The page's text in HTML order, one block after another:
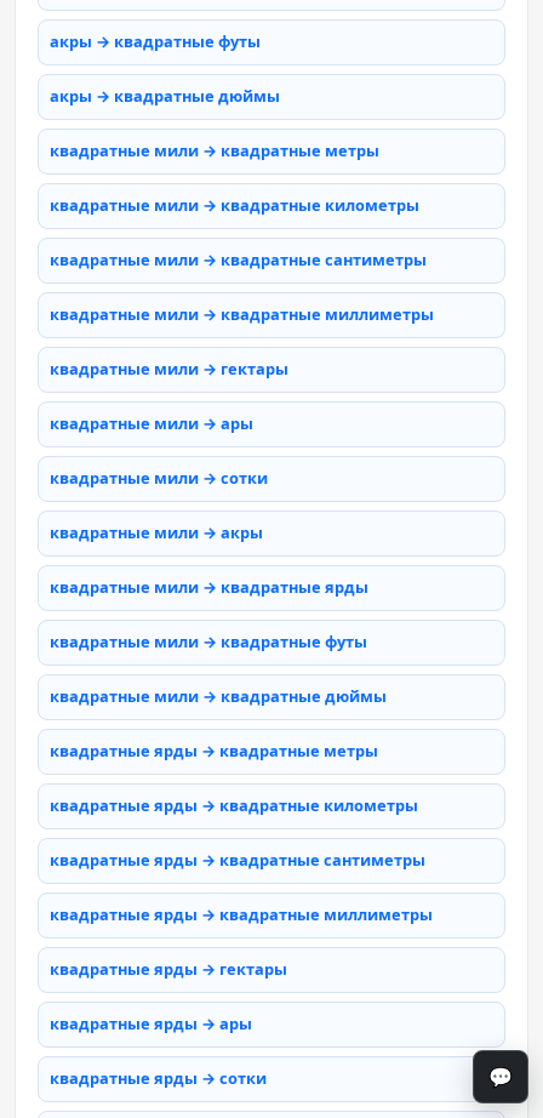
акры → квадратные футы
акры → квадратные дюймы
квадратные мили → квадратные метры
квадратные мили → квадратные километры
квадратные мили → квадратные сантиметры
квадратные мили → квадратные миллиметры
квадратные мили → гектары
квадратные мили → ары
квадратные мили → сотки
квадратные мили → акры
квадратные мили → квадратные ярды
квадратные мили → квадратные футы
квадратные мили → квадратные дюймы
квадратные ярды → квадратные метры
квадратные ярды → квадратные километры
квадратные ярды → квадратные сантиметры
квадратные ярды → квадратные миллиметры
квадратные ярды → гектары
квадратные ярды → ары
квадратные ярды → сотки 💬